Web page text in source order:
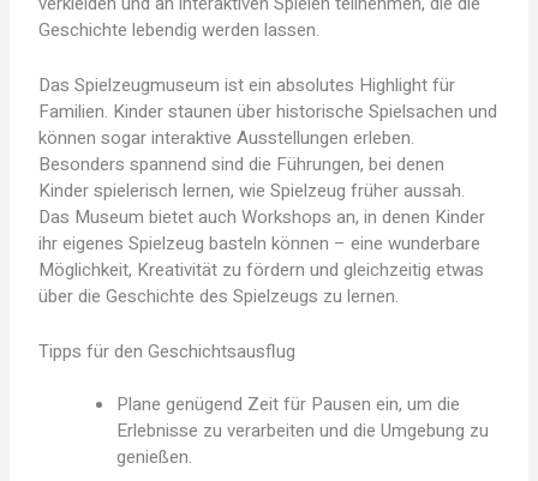
Geschichte lebendig werden lassen.
Das Spielzeugmuseum ist ein absolutes Highlight für
Familien. Kinder staunen über historische Spielsachen und
können sogar interaktive Ausstellungen erleben.
Besonders spannend sind die Führungen, bei denen
Kinder spielerisch lernen, wie Spielzeug früher aussah.
Das Museum bietet auch Workshops an, in denen Kinder
ihr eigenes Spielzeug basteln können – eine wunderbare
Möglichkeit, Kreativität zu fördern und gleichzeitig etwas
über die Geschichte des Spielzeugs zu lernen.
Tipps für den Geschichtsausflug
Plane genügend Zeit für Pausen ein, um die
Erlebnisse zu verarbeiten und die Umgebung zu
genießen.